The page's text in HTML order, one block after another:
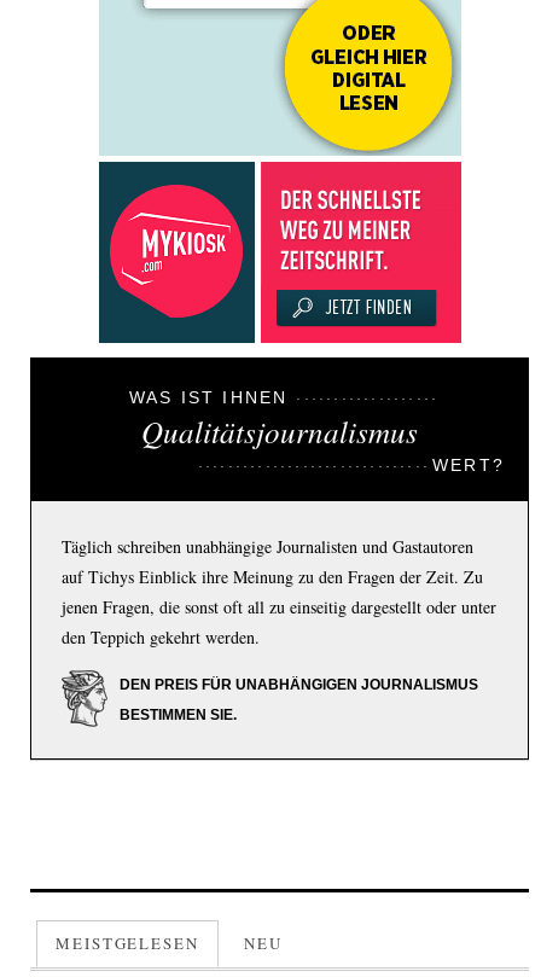
WAS IST IHNEN
Qualitätsjournalismus
WERT?
Täglich schreiben unabhängige Journalisten und Gastautoren
auf Tichys Einblick ihre Meinung zu den Fragen der Zeit. Zu
jenen Fragen, die sonst oft all zu einseitig dargestellt oder unter
den Teppich gekehrt werden.
DEN PREIS FÜR UNABHÄNGIGEN JOURNALISMUS
BESTIMMEN SIE.
MEISTGELESEN NEU